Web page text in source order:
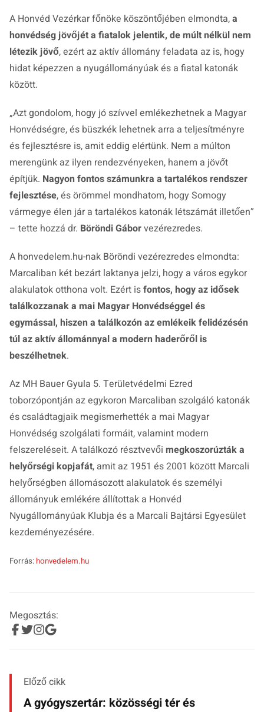
A Honvéd Vezérkar főnöke köszöntőjében elmondta,a
honvédség jövőjét a fiatalok jelentik, de múlt nélkül nem
létezik jövő, ezért az aktív állomány feladata az is, hogy
hidat képezzen a nyugállományúak és a fiatal katonák
között.
„Azt gondolom, hogy jó szívvel emlékezhetnek a Magyar
Honvédségre, és büszkék lehetnek arra a teljesítményre
és fejlesztésre is, amit eddig elértünk. Nem a múlton
merengünk az ilyen rendezvényeken, hanem a jövőt
építjük. Nagyon fontos számunkra a tartalékos rendszer
fejlesztése, és örömmel mondhatom, hogy Somogy
vármegye élen jár a tartalékos katonák létszámát illetően”
– tette hozzá dr. Böröndi Gáborvezérezredes.
A honvedelem.hu-nak Böröndi vezérezredes elmondta:
Marcaliban két bezárt laktanya jelzi, hogy a város egykor
alakulatok otthona volt. Ezért isfontos, hogy az idősek
találkozzanak a mai Magyar Honvédséggel és
egymással, hiszen a találkozón az emlékeik felidézésén
túl az aktív állománnyal a modern haderőről is
beszélhetnek.
Az MH Bauer Gyula 5. Területvédelmi Ezred
toborzópontján az egykoron Marcaliban szolgáló katonák
és családtagjaik megismerhették a mai Magyar
Honvédség szolgálati formáit, valamint modern
felszereléseit. A találkozó résztvevői megkoszorúzták a
helyőrségi kopjafát, amit az 1951 és 2001 között Marcali
helyőrségben állomásozott alakulatok és személyi
állományuk emlékére állítottak a Honvéd
Nyugállományúak Klubja és a Marcali Bajtársi Egyesület
kezdeményezésére.
Forrás: honvedelem.hu
Megosztás:
Előző cikk
A gyógyszertár: közösségi tér és